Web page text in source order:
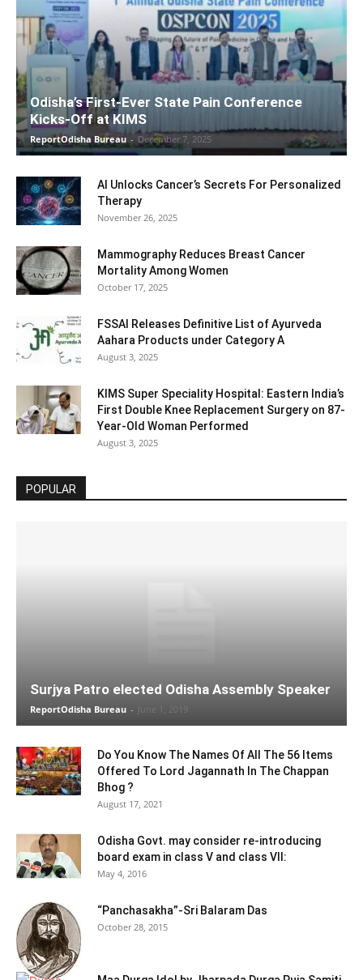
Odisha’s First-Ever State Pain Conference
Kicks-Off at KIMS
ReportOdisha Bureau - December 7, 2025
AI Unlocks Cancer’s Secrets For Personalized
Therapy
November 26, 2025
Mammography Reduces Breast Cancer
Mortality Among Women
October 17, 2025
FSSAI Releases Definitive List of Ayurveda
Aahara Products under Category A
August 3, 2025
KIMS Super Speciality Hospital: Eastern India’s
First Double Knee Replacement Surgery on 87-
Year-Old Woman Performed
August 3, 2025
POPULAR
Surjya Patro elected Odisha Assembly Speaker
ReportOdisha Bureau - June 1, 2019
Do You Know The Names Of All The 56 Items
Offered To Lord Jagannath In The Chappan
Bhog ?
August 17, 2021
Odisha Govt. may consider re-introducing
board exam in class V and class VII:
May 4, 2016
“Panchasakha”-Sri Balaram Das
October 28, 2015